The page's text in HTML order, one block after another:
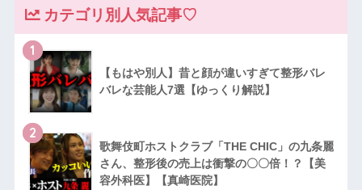
カテゴリ別人気記事♡
1
【もはや別人】昔と顔が違いすぎて整形バレ
バレな芸能人7選【ゆっくり解説】
2
歌舞伎町ホストクラブ「THE CHIC」の九条麗
さん、整形後の売上は衝撃の〇〇倍！？【美
容外科医】【真崎医院】